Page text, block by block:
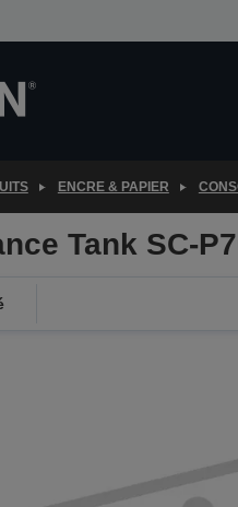
ENCRE & PAPIER
Tank SC-